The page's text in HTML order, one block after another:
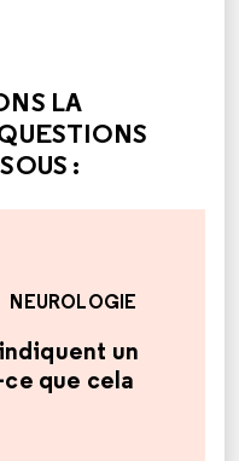
LA
:
NEUROLOGIE
un
ce que cela